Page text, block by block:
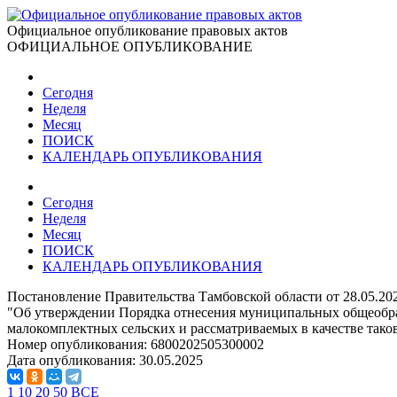
Официальное опубликование правовых актов
ОФИЦИАЛЬНОЕ ОПУБЛИКОВАНИЕ
Сегодня
Неделя
Месяц
ПОИСК
КАЛЕНДАРЬ ОПУБЛИКОВАНИЯ
Сегодня
Неделя
Месяц
ПОИСК
КАЛЕНДАРЬ ОПУБЛИКОВАНИЯ
Постановление Правительства Тамбовской области от
"Об утверждении Порядка отнесения муниципальных
малокомплектных сельских и рассматриваемых в качестве
Номер опубликования: 6800202505300002
Дата опубликования: 30.05.2025
1 10 20 50 ВСЕ